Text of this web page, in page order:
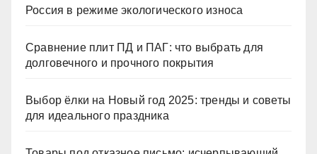
Россия в режиме экологического износа
Сравнение плит ПД и ПАГ: что выбрать для
долговечного и прочного покрытия
Выбор ёлки на Новый год 2025: тренды и советы
для идеального праздника